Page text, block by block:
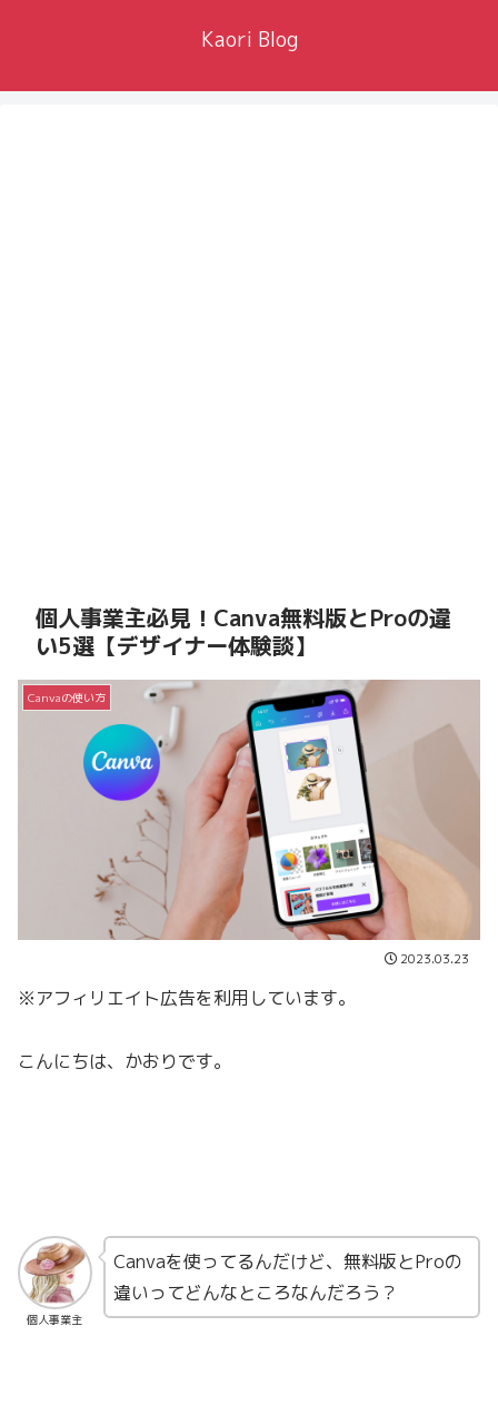
Kaori Blog
個人事業主必見！Canva無料版とProの違
い5選【デザイナー体験談】
Canvaの使い方
2023.03.23
※アフィリエイト広告を利用しています。
こんにちは、かおりです。
個人事業主
Canvaを使ってるんだけど、無料版とProの
違いってどんなところなんだろう？